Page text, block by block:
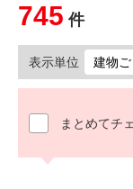
745 件
表示単位
まとめてチ